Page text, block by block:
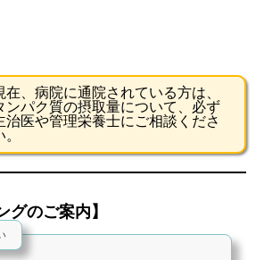
在、病院に通院されている方は、
ンパク質の摂取量について、必ず
治医や管理栄養士にご相談くださ
。
グのご案内】